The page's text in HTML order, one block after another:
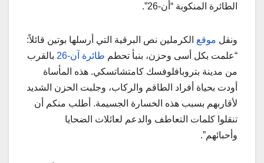
الطائرة المنكوبة “أن-26”.
ونقل موقع الكرملين نص البرقية التي أرسلها بوتين قائلاً:
“علمت بكل أسى وحزن، بنبأ تحطم طائرة آن-26
بالقرب
من مدينة بتروبافلوفسك كامتشاتسكي. هذه المأساة
أودت بحياة أفراد الطاقم والركاب، وجلبت الحزن الشديد
لأقاربهم بسبب هذه الخسارة الجسيمة. أطلب منكم أن
تنقلوا كلمات التعاطف والدعم لعائلات الضحايا
وأحبائهم”.